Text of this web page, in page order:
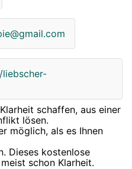
schaffen, aus einer
lösen.
möglich, als es Ihnen
Dieses kostenlose
schon Klarheit.